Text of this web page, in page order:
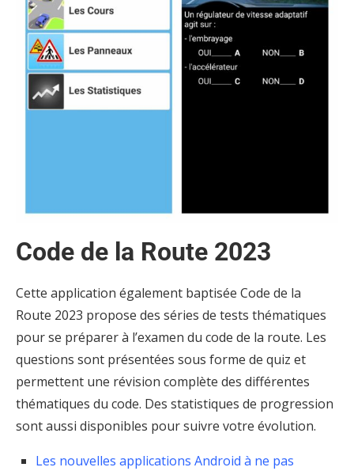
Code de la Route 2023
Cette application également baptisée Code de la
Route 2023 propose des séries de tests thématiques
pour se préparer à l’examen du code de la route. Les
questions sont présentées sous forme de quiz et
permettent une révision complète des différentes
thématiques du code. Des statistiques de progression
sont aussi disponibles pour suivre votre évolution.
Les nouvelles applications Android à ne pas